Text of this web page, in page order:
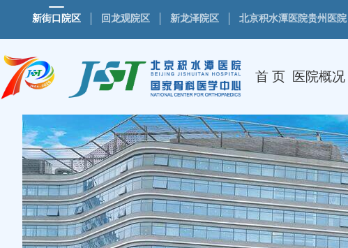
新街口院区 回龙观院区 新龙泽院区 北京积水潭医院贵州医院
首 页 医院概况